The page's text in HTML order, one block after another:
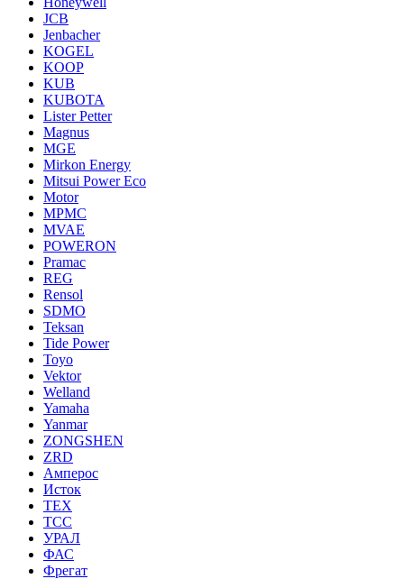
JCB
Jenbacher
KOGEL
KOOP
KUB
KUBOTA
Lister Petter
Magnus
MGE
Mirkon Energy
Mitsui Power Eco
Motor
MPMC
MVAE
POWERON
Pramac
REG
Rensol
SDMO
Teksan
Tide Power
Toyo
Vektor
Welland
Yamaha
Yanmar
ZONGSHEN
ZRD
Амперос
Исток
ТЕХ
ТСС
УРАЛ
ФАС
Фрегат